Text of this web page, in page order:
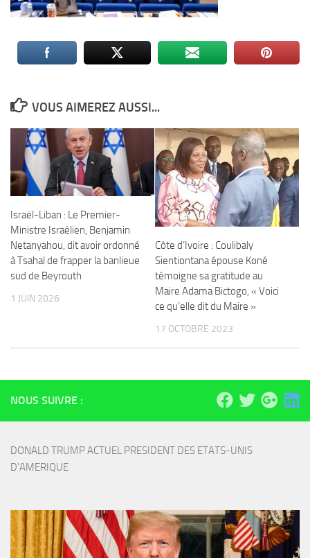
VOUS AIMEREZ AUSSI...
Israël-Liban : Le Premier-
Ministre Israélien, Benjamin
Netanyahou, dit avoir ordonné
à Tsahal de frapper la banlieue
sud de Beyrouth
1 JUIN 2026
Côte d’Ivoire : Coulibaly
Sientiontana épouse Koné
témoigne sa gratitude au
Maire Adama Bictogo, « Voici
ce qu’elle dit du Maire »
17 OCTOBRE 2023
NOUS SUIVRE :
DONALD TRUMP ACTUEL PRESIDENT DES ETATS-UNIS
D'AMERIQUE